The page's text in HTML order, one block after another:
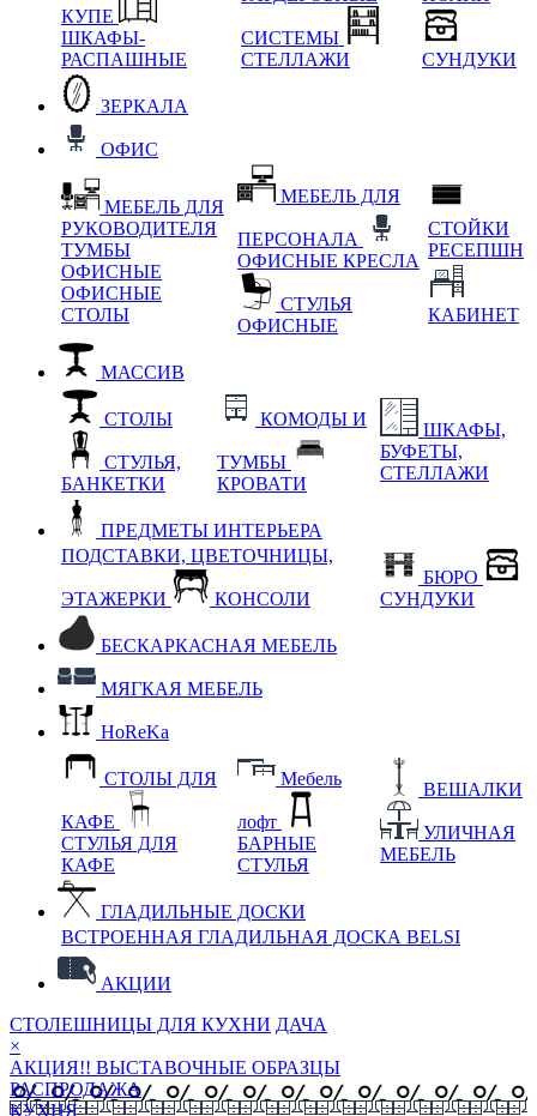
КУПЕ
ШКАФЫ-
РАСПАШНЫЕ
СИСТЕМЫ
СТЕЛЛАЖИ
СУНДУКИ
ЗЕРКАЛА
ОФИС
МЕБЕЛЬ ДЛЯ
РУКОВОДИТЕЛЯ
ТУМБЫ
ОФИСНЫЕ
ОФИСНЫЕ
СТОЛЫ
МЕБЕЛЬ ДЛЯ
ПЕРСОНАЛА
ОФИСНЫЕ КРЕСЛА
СТУЛЬЯ
ОФИСНЫЕ
СТОЙКИ
РЕСЕПШН
КАБИНЕТ
МАССИВ
СТОЛЫ
СТУЛЬЯ,
БАНКЕТКИ
КОМОДЫ И
ТУМБЫ
КРОВАТИ
ШКАФЫ,
БУФЕТЫ,
СТЕЛЛАЖИ
ПРЕДМЕТЫ ИНТЕРЬЕРА
ПОДСТАВКИ, ЦВЕТОЧНИЦЫ,
ЭТАЖЕРКИ КОНСОЛИ
БЮРО
СУНДУКИ
БЕСКАРКАСНАЯ МЕБЕЛЬ
МЯГКАЯ МЕБЕЛЬ
HoReKa
СТОЛЫ ДЛЯ
КАФЕ
СТУЛЬЯ ДЛЯ
КАФЕ
Мебель
лофт
БАРНЫЕ
СТУЛЬЯ
ВЕШАЛКИ
УЛИЧНАЯ
МЕБЕЛЬ
ГЛАДИЛЬНЫЕ ДОСКИ
ВСТРОЕННАЯ ГЛАДИЛЬНАЯ ДОСКА BELSI
АКЦИИ
СТОЛЕШНИЦЫ ДЛЯ КУХНИ ДАЧА
×
АКЦИЯ!! ВЫСТАВОЧНЫЕ ОБРАЗЦЫ
РАСПРОДАЖА
КУХНЯ